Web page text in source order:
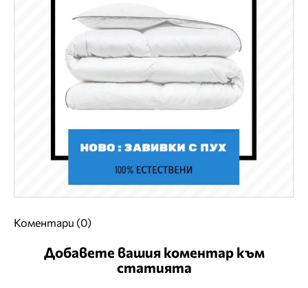
Коментари (0)
Добавете вашия коментар към
статията